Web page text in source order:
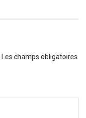
Les champs obligatoires